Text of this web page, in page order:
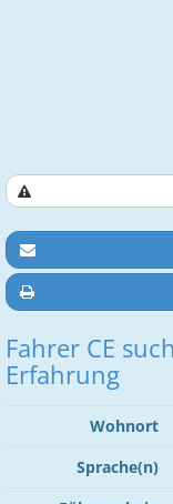
Fahrer CE
Erfahrung
Wohnort
Sprache(n)